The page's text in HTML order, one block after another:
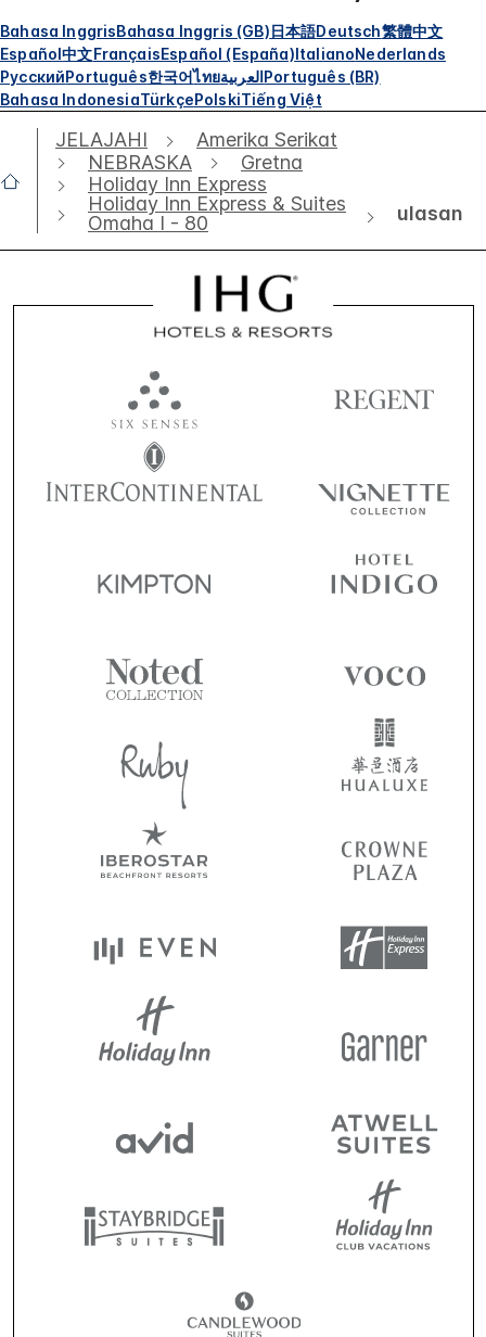
Bahasa InggrisBahasa Inggris (GB)日本語Deutsch繁體中文
Español中文FrançaisEspañol (España)ItalianoNederlands
РусскийPortuguês한국어ไทยالعربيةPortuguês (BR)
Bahasa IndonesiaTürkçePolskiTiếng Việt
JELAJAHI
Amerika Serikat
NEBRASKA
Gretna
Holiday Inn Express
Holiday Inn Express & Suites
Omaha I - 80
ulasan